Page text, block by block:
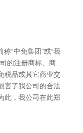
“中免集团”或“我
的注册商标、商
税品或其它商业交
害了我公司的合法
此，我公司在此郑